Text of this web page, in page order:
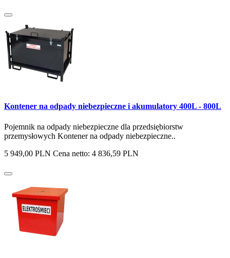
Kontener na odpady niebezpieczne i akumulatory 400L - 800L
Pojemnik na odpady niebezpieczne dla przedsiębiorstw
przemysłowych Kontener na odpady niebezpieczne..
5 949,00 PLN Cena netto: 4 836,59 PLN